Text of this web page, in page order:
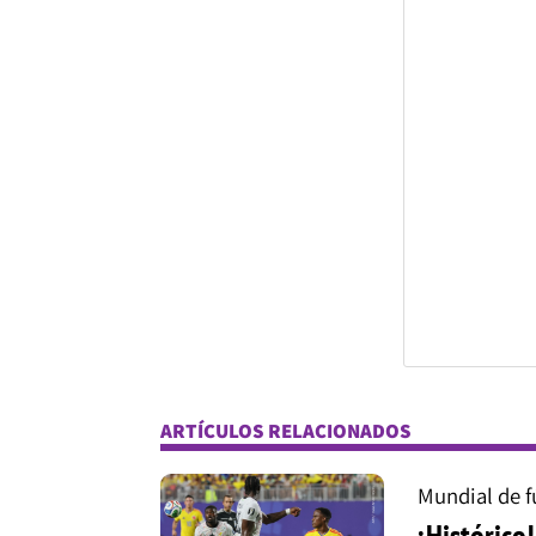
ARTÍCULOS RELACIONADOS
Mundial de